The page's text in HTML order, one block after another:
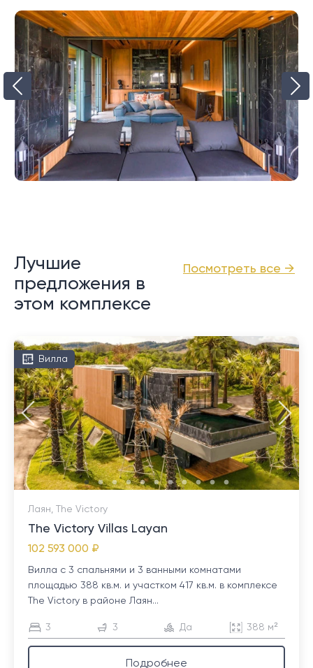
Посмотреть все →
Лучшие
предложения в
этом комплексе
Вилла
Лаян, The Victory
The Victory Villas Layan
102 593 000 ₽
Вилла с 3 спальнями и 3 ванными комнатами
площадью 388 кв.м. и участком 417 кв.м. в комплексе
The Victory в районе Лаян...
3 3 Да 388 м²
Подробнее